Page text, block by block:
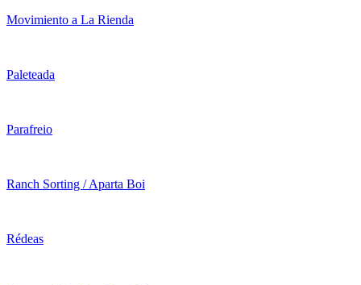
Movimiento a La Rienda
Paleteada
Parafreio
Ranch Sorting / Aparta Boi
Rédeas